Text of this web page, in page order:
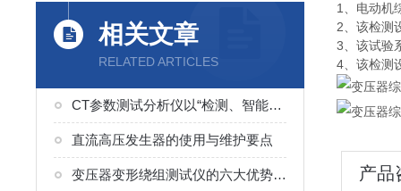
相关文章
RELATED ARTICLES
CT参数测试分析仪以“检测、智能便捷”为核心
直流高压发生器的使用与维护要点
变压器变形绕组测试仪的六大优势分析
1、电动机
2、该检测
3、该试验
4、该检测
产品